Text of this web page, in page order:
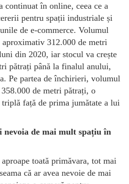
în online, ceea ce a
pentru spații industriale și
de e-commerce. Volumul
312.000 de metri
din 2020, iar stocul va crește
pătrați până la finalul anului,
Pe partea de închirieri, volumul
de metri pătrați, o
față de prima jumătate a lui
de mai mult spațiu în
toată primăvara, tot mai
că ar avea nevoie de mai